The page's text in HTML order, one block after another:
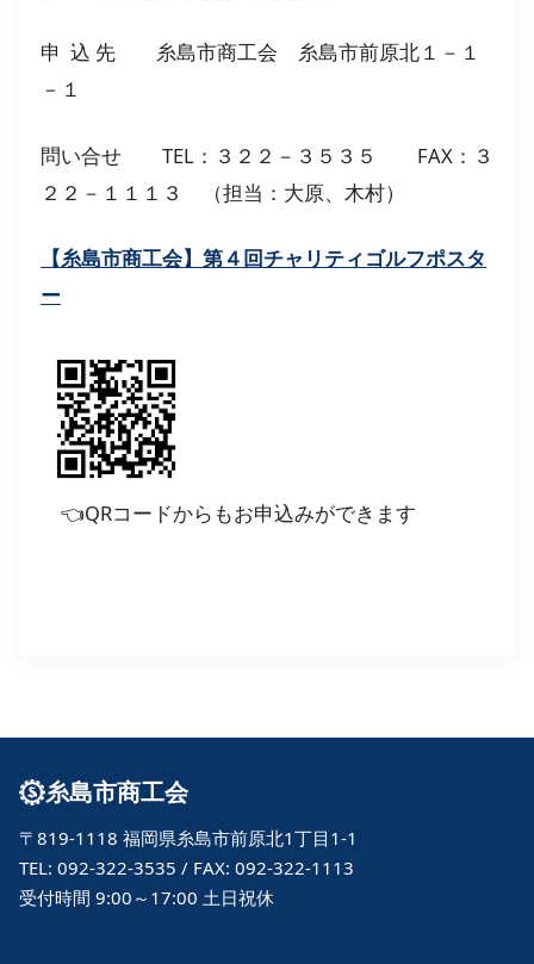
申 込 先 糸島市商工会 糸島市前原北１－１
－１
問い合せ TEL：３２２－３５３５ FAX：３
２２－１１１３ （担当：大原、木村）
【糸島市商工会】第４回チャリティゴルフポスタ
ー
👈QRコードからもお申込みができます
糸島市商工会
〒819-1118 福岡県糸島市前原北1丁目1-1
TEL: 092-322-3535 / FAX: 092-322-1113
受付時間 9:00～17:00 土日祝休